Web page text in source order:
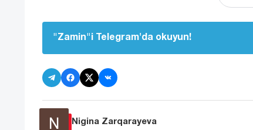
"Zamin"i Telegram'da okuyun!
Nigina Zarqarayeva